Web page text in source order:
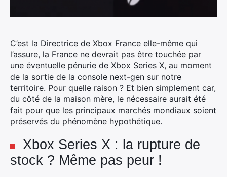
C’est la Directrice de Xbox France elle-même qui
l’assure, la France ne devrait pas être touchée par
une éventuelle pénurie de Xbox Series X, au moment
de la sortie de la console next-gen sur notre
territoire. Pour quelle raison ? Et bien simplement car,
du côté de la maison mère, le nécessaire aurait été
fait pour que les principaux marchés mondiaux soient
préservés du phénomène hypothétique.
Xbox Series X : la rupture de
stock ? Même pas peur !